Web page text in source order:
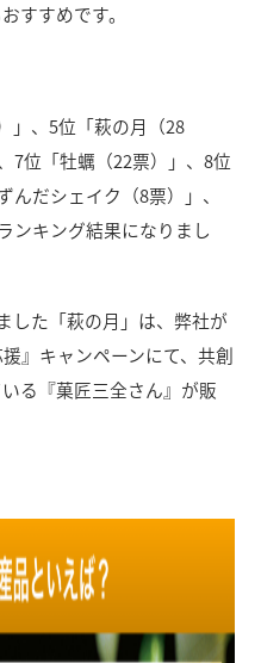
すすめです。
」、5位「萩の月（28
7位「牡蠣（22票）」、8位
んだシェイク（8票）」、
ンキング結果になりまし
した「萩の月」は、弊社が
』キャンペーンにて、共創
る『菓匠三全さん』が販